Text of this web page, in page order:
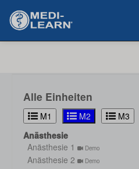
Alle Einheiten
M1 M2
M3
Anästhesie
Anästhesie 1
Demo
Anästhesie 2 Demo